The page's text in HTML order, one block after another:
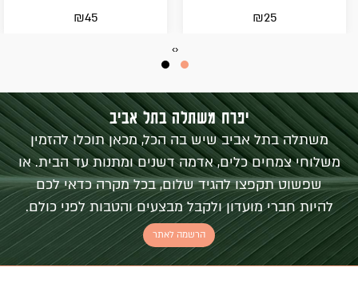
25
₪
45
₪
‹
›
יפרח משתלה בתל אביב
משתלה בתל אביב שיש בה הכל, מכאן תוכלו להזמין
משלוחי צמחים כלים, אדמה דשנים ומתנות עד הבית. או
שפשוט תקפצו להגיד שלום, בכל מקרה כדאי לכם
להיות חברי מועדון ולקבל מבצעים והטבות לפני כולם.
הרשמה לאתר